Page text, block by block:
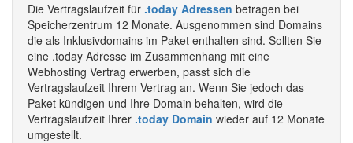
Die Vertragslaufzeit für .today Adressen betragen bei
Speicherzentrum 12 Monate. Ausgenommen sind Domains
die als Inklusivdomains im Paket enthalten sind. Sollten Sie
eine .today Adresse im Zusammenhang mit eine
Webhosting Vertrag erwerben, passt sich die
Vertragslaufzeit Ihrem Vertrag an. Wenn Sie jedoch das
Paket kündigen und Ihre Domain behalten, wird die
Vertragslaufzeit Ihrer .today Domain wieder auf 12 Monate
umgestellt.